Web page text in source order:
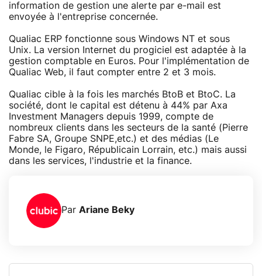
information de gestion une alerte par e-mail est
envoyée à l'entreprise concernée.
Qualiac ERP fonctionne sous Windows NT et sous
Unix. La version Internet du progiciel est adaptée à la
gestion comptable en Euros. Pour l'implémentation de
Qualiac Web, il faut compter entre 2 et 3 mois.
Qualiac cible à la fois les marchés BtoB et BtoC. La
société, dont le capital est détenu à 44% par Axa
Investment Managers depuis 1999, compte de
nombreux clients dans les secteurs de la santé (Pierre
Fabre SA, Groupe SNPE,etc.) et des médias (Le
Monde, le Figaro, Républicain Lorrain, etc.) mais aussi
dans les services, l'industrie et la finance.
Par Ariane Beky